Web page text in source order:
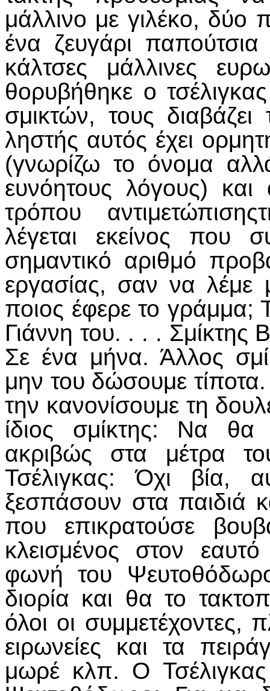
μάλλινο με γιλέκο, δύο
ένα ζευγάρι
κάλτσες μάλλινες
θορυβήθηκε ο
σμικτών, τους
ληστής αυτός έχει
(γνωρίζω το όνομα
ευνόητους λόγους) και
τρόπου
λέγεται εκείνος που
σημαντικό αριθμό
εργασίας, σαν να λέμε
ποιος έφερε το γράμμα;
Γιάννη του. . . . Σμίκτης
Σε ένα μήνα. Άλλος
μην του δώσουμε
την κανονίσουμε τη
ίδιος σμίκτης: Να
ακριβώς στα μέτρα
Τσέλιγκας: Όχι βία,
ξεσπάσουν στα παιδιά
που επικρατούσε
κλεισμένος στον
φωνή του
διορία και θα το
όλοι οι συμμετέχοντες,
ειρωνείες και τα
μωρέ κλπ. Ο Τσέλιγκας